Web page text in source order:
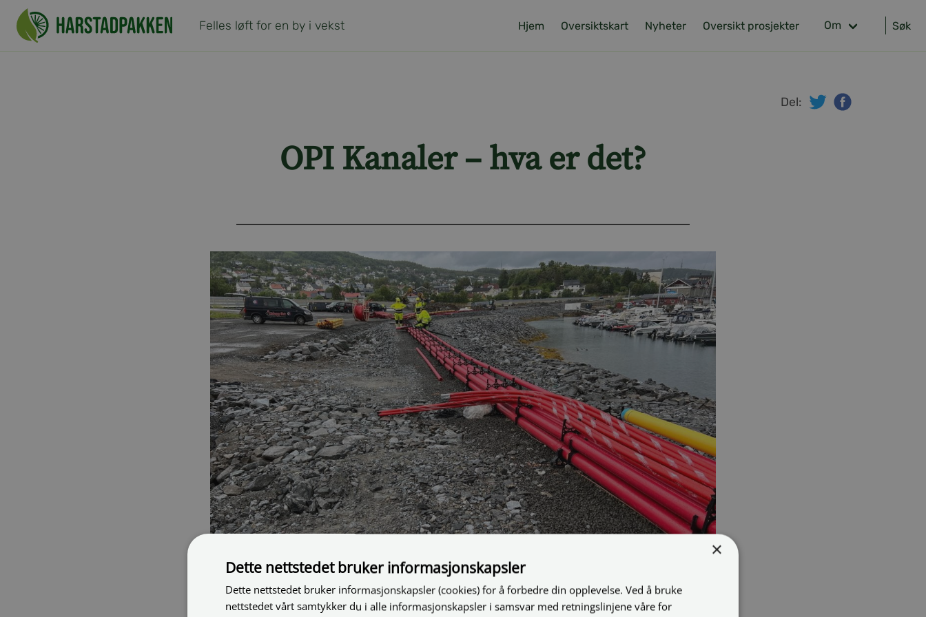
Hopp
innhold
Felles løft for en by i vekst Hjem Oversiktskart Nyheter Oversikt prosjekter Om Søk
Del: twitter
OPI Kanaler – hva er det?
×
Dette nettstedet bruker informasjonskapsler
Dette nettstedet bruker informasjonskapsler (cookies) for å forbedre din opplevelse. Ved å bruke
nettstedet vårt samtykker du i alle informasjonskapsler i samsvar med retningslinjene våre for